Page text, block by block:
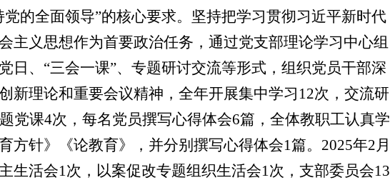
党的全面领导”的核心要求。
坚持把学习贯彻习近平新时代
主义思想作为首要政治任务，通过党支部理论学习中心组
日、 “三会一课”、专题研讨交流等形式，组织党员干部深
新理论和重要会议精神，全年开展集中学习 12次， 交流研
党课4次， 每名党员撰写心得体会6篇 ， 全体教职工认真学
方针》《论教育》，并分别撰写心得体会1篇。 2025年2月
生活会1次，以案促改专题组织生活会1次，支部委员会13